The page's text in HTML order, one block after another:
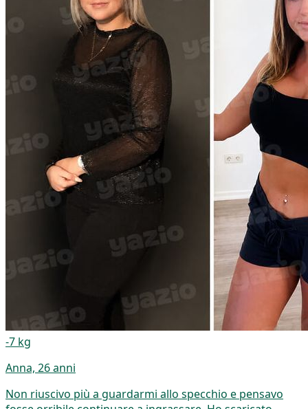
-7 kg
Anna, 26 anni
Non riuscivo più a guardarmi allo specchio e pensavo